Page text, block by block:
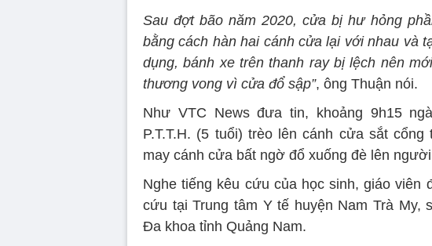
Sau đợt bão năm 2020, cửa bị hư hỏng
bằng cách hàn hai cánh cửa lại với nhau và
dụng, bánh xe trên thanh ray bị lệch nên
thương vong vì cửa đổ sập”, ông Thuận nói.
Như VTC News đưa tin, khoảng 9h15
P.T.T.H. (5 tuổi) trèo lên cánh cửa sắt
may cánh cửa bất ngờ đổ xuống đè lên
Nghe tiếng kêu cứu của học sinh, giáo viên
cứu tại Trung tâm Y tế huyện Nam Trà My,
Đa khoa tỉnh Quảng Nam.